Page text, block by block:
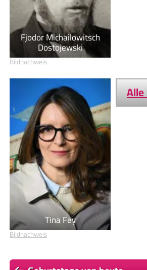
Fjodor Michailowitsch
Dostojewski
Bildnachweis
Tina Fey
Bildnachweis